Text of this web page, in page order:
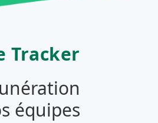
Tracker
équipes